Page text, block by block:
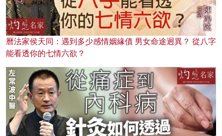
曆法家侯天同：遇到多少感情姻緣債 男女命途迥異？ 從八字
能看透你的七情六欲？